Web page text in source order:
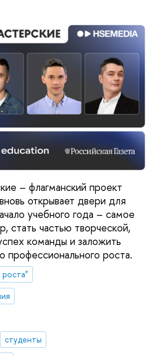
– флагманский проект
открывает двери для
учебного года – самое
стать частью творческой,
команды и заложить
роста.
студенты